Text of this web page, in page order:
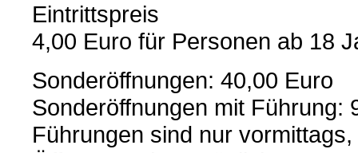
Eintrittspreis
4,00 Euro für Personen ab 18
Sonderöffnungen: 40,00 Euro
Sonderöffnungen mit Führung:
Führungen sind nur